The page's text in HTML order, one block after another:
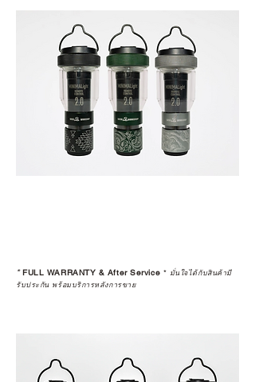
*FULL WARRANTY & After Service * มั่นใจได้กับสินค้ามี
รับประกัน พร้อมบริการหลังการขาย